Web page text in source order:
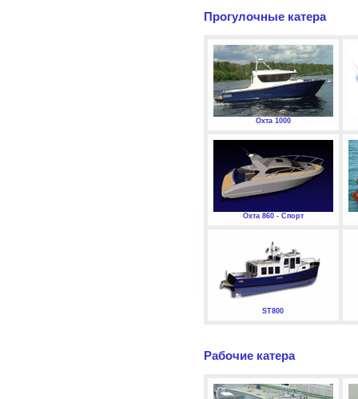
Прогулочные катера
Охта 1000
Охта 860 - Спорт
ST800
Рабочие катера